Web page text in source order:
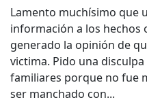
Lamento muchísimo que
información a los hechos
generado la opinión de
victima. Pido una
familiares porque no fue
ser manchado con...